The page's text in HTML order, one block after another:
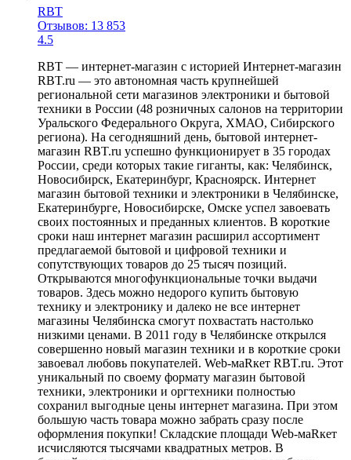
RBT
Отзывов: 13 853
4.5
RBT — интернет-магазин с историей Интернет-магазин
RBT.ru — это автономная часть крупнейшей
региональной сети магазинов электроники и бытовой
техники в России (48 розничных салонов на территории
Уральского Федерального Округа, ХМАО, Сибирского
региона). На сегодняшний день, бытовой интернет-
магазин RBT.ru успешно функционирует в 35 городах
России, среди которых такие гиганты, как: Челябинск,
Новосибирск, Екатеринбург, Красноярск. Интернет
магазин бытовой техники и электроники в Челябинске,
Екатеринбурге, Новосибирске, Омске успел завоевать
своих постоянных и преданных клиентов. В короткие
сроки наш интернет магазин расширил ассортимент
предлагаемой бытовой и цифровой техники и
сопутствующих товаров до 25 тысяч позиций.
Открываются многофункциональные точки выдачи
товаров. Здесь можно недорого купить бытовую
технику и электронику и далеко не все интернет
магазины Челябинска смогут похвастать настолько
низкими ценами. В 2011 году в Челябинске открылся
совершенно новый магазин техники и в короткие сроки
завоевал любовь покупателей. Web-маRкет RBT.ru. Этот
уникальный по своему формату магазин бытовой
техники, электроники и оргтехники полностью
сохранил выгодные цены интернет магазина. При этом
большую часть товара можно забрать сразу после
оформления покупки! Складские площади Web-маRкет
исчисляются тысячами квадратных метров. В